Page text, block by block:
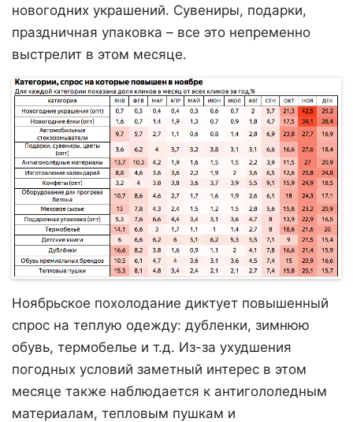
новогодних украшений. Сувениры, подарки,
праздничная упаковка – все это непременно
выстрелит в этом месяце.
Ноябрьское похолодание диктует повышенный
спрос на теплую одежду: дубленки, зимнюю
обувь, термобелье и т.д. Из-за ухудшения
погодных условий заметный интерес в этом
месяце также наблюдается к антигололедным
материалам, тепловым пушкам и